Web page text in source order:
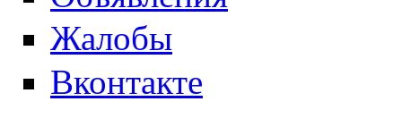
Жалобы
Вконтакте